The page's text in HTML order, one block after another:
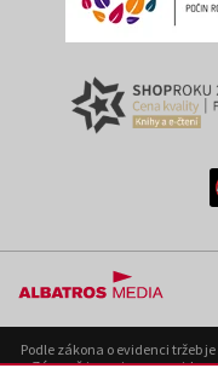
Podle zákona o evidenci tržeb
Zároveň je povinen